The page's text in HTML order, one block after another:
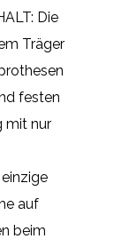
Die
Träger
festen
mit nur
auf
beim